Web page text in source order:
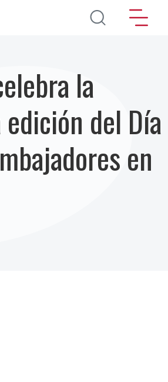
Pasar al contenido principal
la
del Día
en